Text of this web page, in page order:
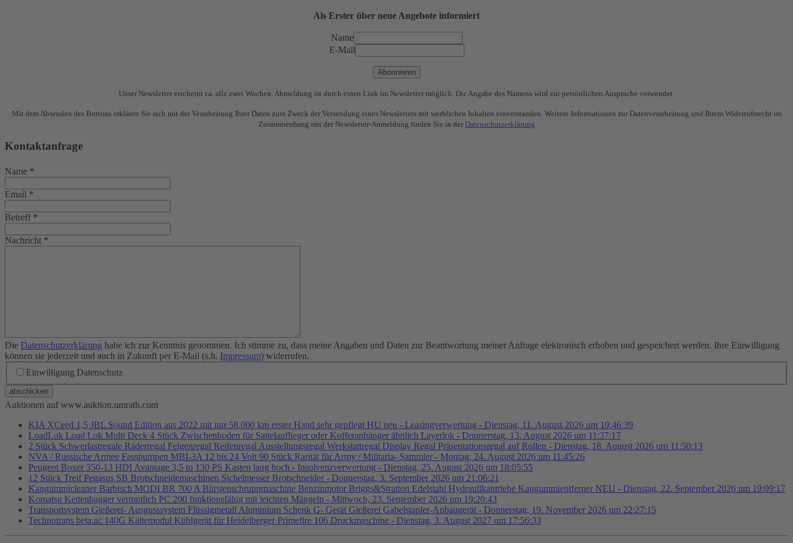
Als Erster über neue Angebote informiert
Name
E-Mail
Abonnieren
Unser Newsletter erscheint ca. alle zwei Wochen. Abmeldung ist durch einen Link im Newsletter möglich. Die Angabe des Namens wird zur persönlichen Ansprache verwendet.
Mit dem Absenden des Buttons erklären Sie sich mit der Verarbeitung Ihrer Daten zum Zweck der Versendung eines Newsletters mit werblichen Inhalten einverstanden. Weitere Informationen zur Datenverarbeitung und Ihrem Widerrufsrecht im
Zusammenhang mit der Newsletter-Anmeldung finden Sie in der Datenschutzerklärung
Kontaktanfrage
Name *
Email *
Betreff *
Nachricht *
Die Datenschutzerklärung habe ich zur Kenntnis genommen. Ich stimme zu, dass meine Angaben und Daten zur Beantwortung meiner Anfrage elektronisch erhoben und gespeichert werden. Ihre Einwilligung
können sie jederzeit und auch in Zukunft per E-Mail (s.h. Impressum) widerrufen.
Einwilligung Datenschutz
abschicken
Auktionen auf www.auktion.umrath.com
KIA XCeed 1,5 JBL Sound Edition aus 2022 mit nur 58.000 km erster Hand sehr gepflegt HU neu - Leasingverwertung - Dienstag, 11. August 2026 um 19:46:39
LoadLok Load Lok Multi Deck 4 Stück Zwischenboden für Sattelauflieger oder Kofferanhänger ähnlich Layerlok - Donnerstag, 13. August 2026 um 11:37:17
2 Stück Schwerlastregale Räderregal Felgenregal Reifenregal Ausstellungsregal Werkstattregal Display Regal Präsentationsregal auf Rollen - Dienstag, 18. August 2026 um 11:50:13
NVA / Russische Armee Fasspumpen MBI-3A 12 bis 24 Volt 90 Stück Rarität für Army / Militaria- Sammler - Montag, 24. August 2026 um 11:45:26
Peugeot Boxer 350-13 HDI Avantage 3,5 to 130 PS Kasten lang hoch - Insolvenzverwertung - Dienstag, 25. August 2026 um 18:05:55
12 Stück Treif Pegasus SB Brotschneidemaschinen Sichelmesser Brotschneider - Donnerstag, 3. September 2026 um 21:06:21
Kaugummicleaner Barbisch MODI BR 700 A Bürstenschruppmaschine Benzinmotor Briggs&Stratton Edelstahl Hydraulikantriebe Kaugummientferner NEU - Dienstag, 22. September 2026 um 19:09:17
Komatsu Kettenbagger vermutlich PC 200 funktionsfähig mit leichten Mängeln - Mittwoch, 23. September 2026 um 19:20:43
Transportsystem Gießerei- Ausgusssystem Flüssigmetall Aluminium Schenk G- Gerät Gießerei Gabelstapler-Anbaugerät - Donnerstag, 19. November 2026 um 22:27:15
Technotrans beta.ac 140G Kältemodul Kühlgerät für Heidelberger Primefire 106 Druckmaschine - Dienstag, 3. August 2027 um 17:56:33